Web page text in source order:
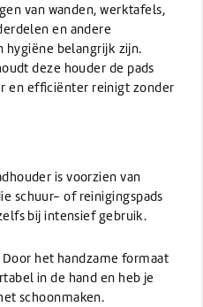
van wanden, werktafels,
en andere
hygiëne belangrijk zijn.
deze houder de pads
en efficiënter reinigt zonder
is voorzien van
schuur- of reinigingspads
bij intensief gebruik.
Door het handzame formaat
in de hand en heb je
schoonmaken.